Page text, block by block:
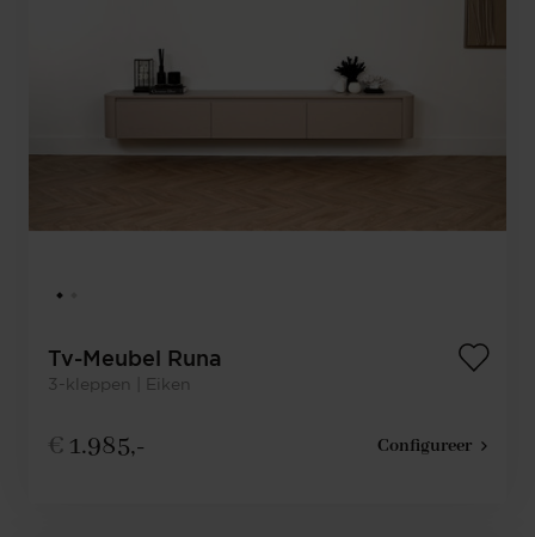
Tv-Meubel Runa
3-kleppen | Eiken
€ 1.985,- Configureer